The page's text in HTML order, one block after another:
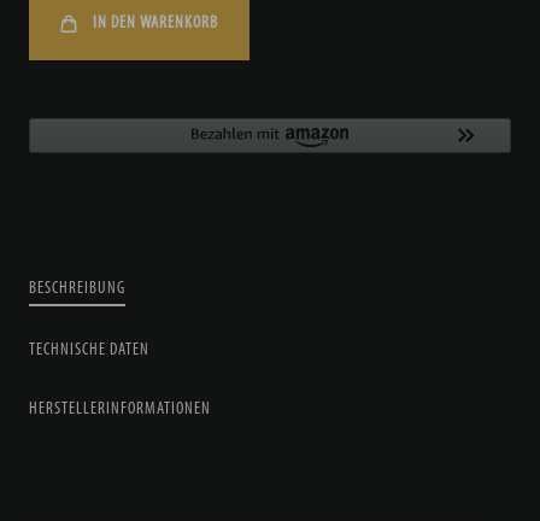
IN DEN WARENKORB
BESCHREIBUNG
TECHNISCHE DATEN
HERSTELLERINFORMATIONEN